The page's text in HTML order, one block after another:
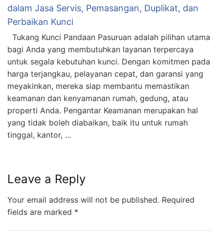
dalam Jasa Servis, Pemasangan, Duplikat, dan
Perbaikan Kunci
Tukang Kunci Pandaan Pasuruan adalah pilihan utama
bagi Anda yang membutuhkan layanan terpercaya
untuk segala kebutuhan kunci. Dengan komitmen pada
harga terjangkau, pelayanan cepat, dan garansi yang
meyakinkan, mereka siap membantu memastikan
keamanan dan kenyamanan rumah, gedung, atau
properti Anda. Pengantar Keamanan merupakan hal
yang tidak boleh diabaikan, baik itu untuk rumah
tinggal, kantor, …
Leave a Reply
Your email address will not be published. Required
fields are marked *